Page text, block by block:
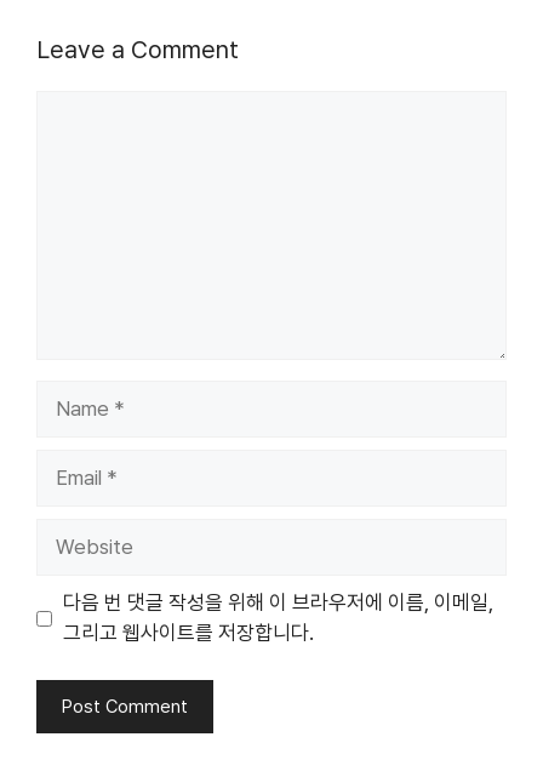
Leave a Comment
다음 번 댓글 작성을 위해 이 브라우저에 이름, 이메일,
그리고 웹사이트를 저장합니다.